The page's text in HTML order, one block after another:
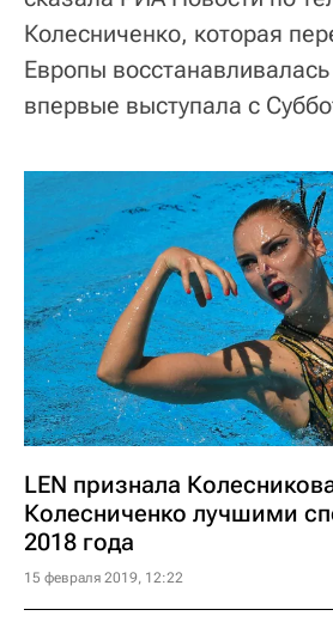
Колесниченко, которая
Европы
впервые выступала с
LEN признала
Колесниченко лучшими
2018 года
15 февраля 2019, 12:22